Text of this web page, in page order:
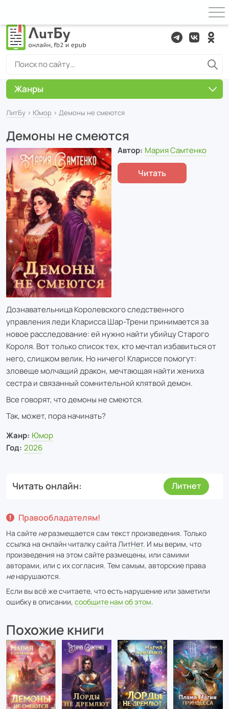
ЛитБу › Юмор › Демоны не смеются
Демоны не смеются
Автор: Мария Самтенко
Читать
Дознавательница Королевского следственного
управления леди Кларисса Шар-Трени принимается за
новое расследование: ей нужно найти убийцу Старого
Короля. Вот только список тех, кто мечтал избавиться от
него, слишком велик. Но ничего! Клариссе помогут:
зловеще молчащий дракон, мечтающая найти жениха
сестра и связанный сомнительной клятвой демон.
Все говорят, что демоны не смеются.
Так, может, пора начинать?
Жанр: Юмор
Год: 2026
Читать онлайн Литнет
Правообладателям!
На сайте неразмещается сам текст произведения. Только
ссылка на онлайн читалку сайта ЛитНет. И мы верим, что
произведения на этом сайте размещены, или самими
авторами, или с их согласия. Тем самым, авторские права
ненарушаются.
Если вы всё же считаете, что есть нарушение или заметили
ошибку в описании, сообщите нам об этом.
Похожие книги
Жанры